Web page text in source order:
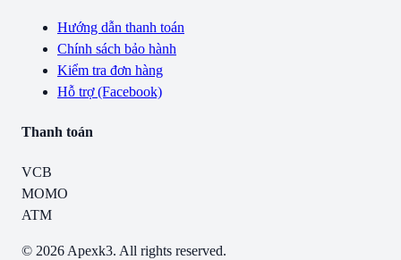
Hướng dẫn thanh toán
Chính sách bảo hành
Kiểm tra đơn hàng
Hỗ trợ (Facebook)
Thanh toán
VCB
MOMO
ATM
© 2026 Apexk3. All rights reserved.